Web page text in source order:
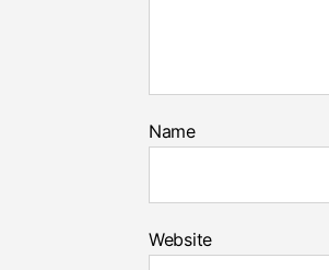
Name
Website